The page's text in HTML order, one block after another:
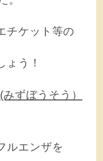
チケット等の
ょう！
みずぼうそう）
ルエンザを